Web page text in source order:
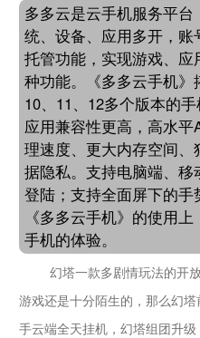
多多云是云手机服务平
统、设备、应用多开，
托管功能，实现游戏、
种功能。《多多云手机》
10、11、12多个版本的
应用兼容性更高，高水
理速度、更大内存空间
据隐私。支持电脑端、
登陆；支持全面屏下的
《多多云手机》的使用
手机的体验。
幻塔一款多剧情玩法的开
游戏还是十分陌生的，那么幻
手云端全天挂机，幻塔组团升级